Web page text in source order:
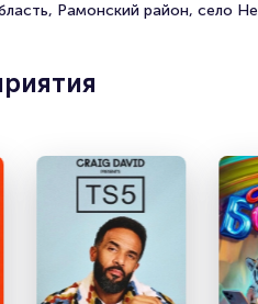
Продать билет
Рамонский район, село